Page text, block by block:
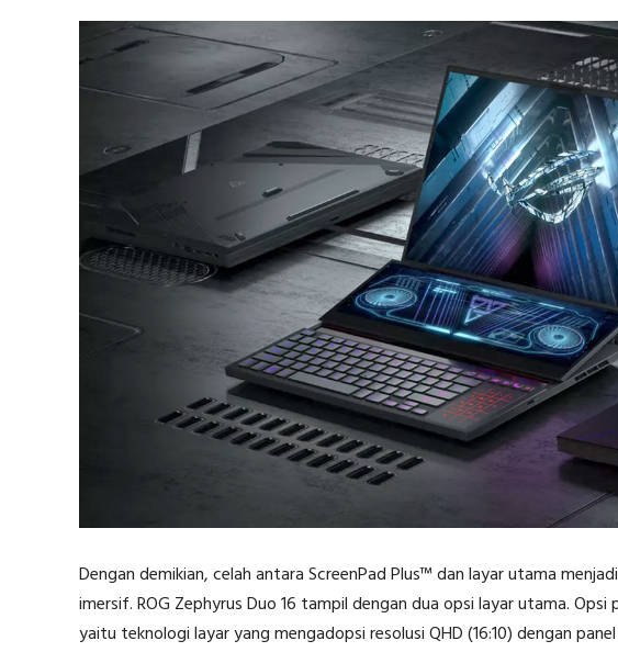
Dengan demikian, celah antara ScreenPad Plus™ dan layar utama
imersif. ROG Zephyrus Duo 16 tampil dengan dua opsi layar utama. Opsi
yaitu teknologi layar yang mengadopsi resolusi QHD (16:10) dengan panel